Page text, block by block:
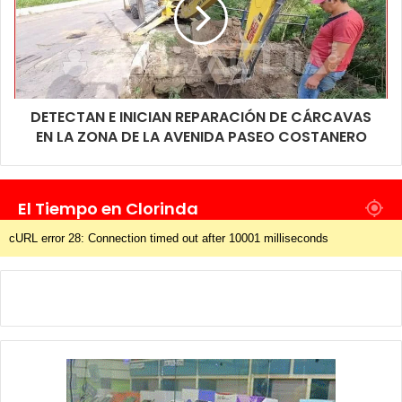
DETECTAN E INICIAN REPARACIÓN DE CÁRCAVAS
EN LA ZONA DE LA AVENIDA PASEO COSTANERO
El Tiempo en Clorinda
cURL error 28: Connection timed out after 10001 milliseconds